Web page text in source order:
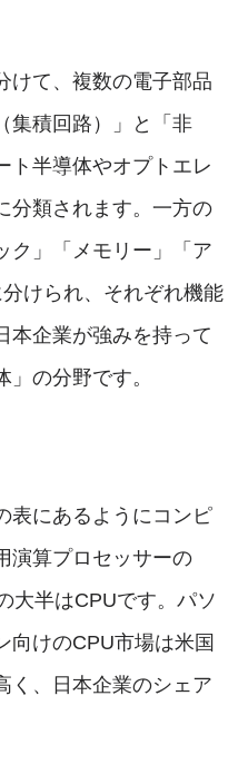
けて、複数の電子部品
集積回路）」と「非
ト半導体やオプトエレ
分類されます。一方の
ク」「メモリー」「ア
けられ、それぞれ機能
本企業が強みを持って
の分野です。
表にあるようにコンピ
演算プロセッサーの
大半はCPUです。パソ
向けのCPU市場は米国
く、日本企業のシェア